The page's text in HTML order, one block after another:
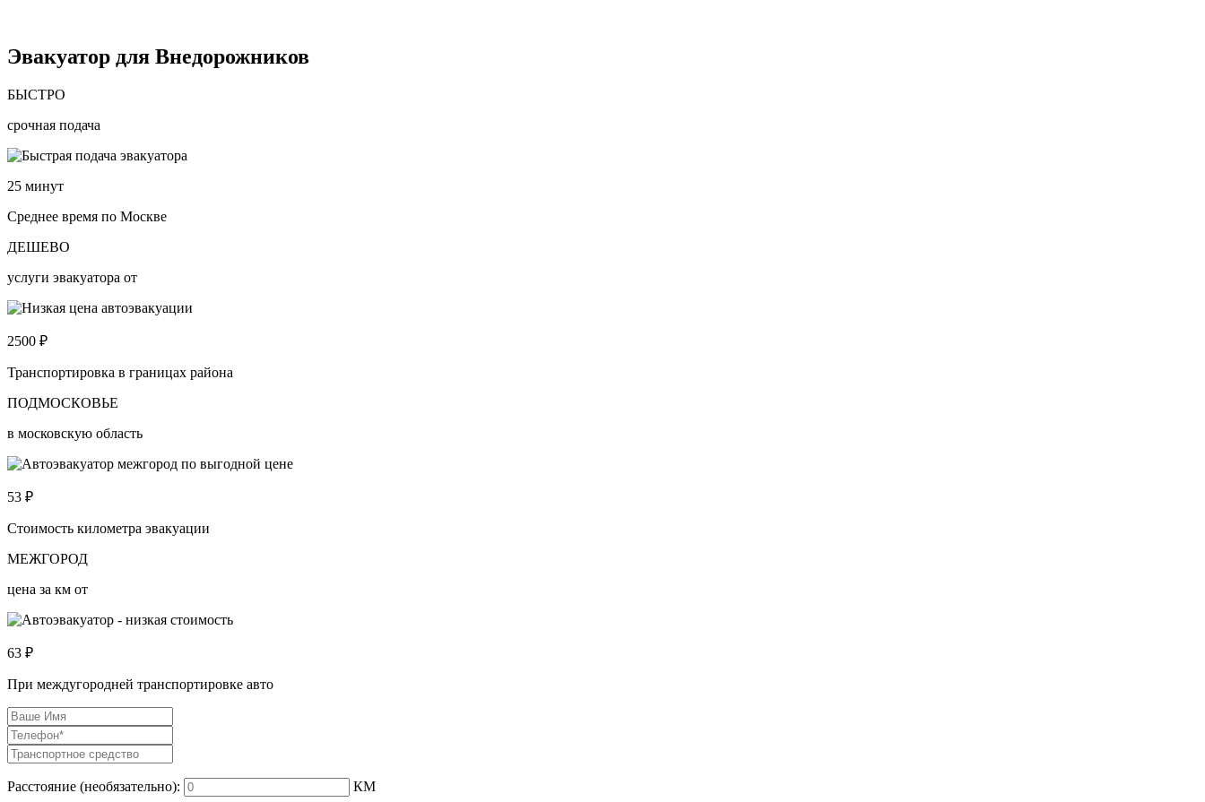
Эвакуатор для Внедорожников
БЫСТРО
срочная подача
25 минут
Среднее время по Москве
ДЕШЕВО
услуги эвакуатора от
2500 ₽
Транспортировка в границах района
ПОДМОСКОВЬЕ
в московскую область
53 ₽
Стоимость километра эвакуации
МЕЖГОРОД
цена за км от
63 ₽
При междугородней транспортировке авто
Расстояние (необязательно): КМ